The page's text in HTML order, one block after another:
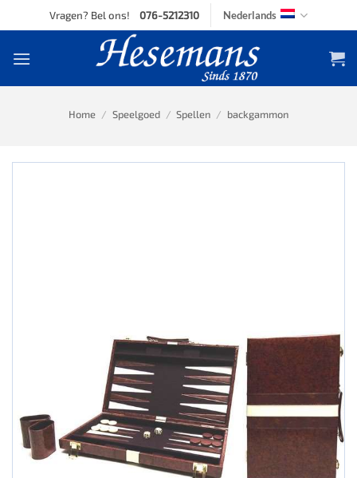
to
Vragen? Bel ons! 076-5212310 Nederlands
Home / Speelgoed / Spellen / backgammon